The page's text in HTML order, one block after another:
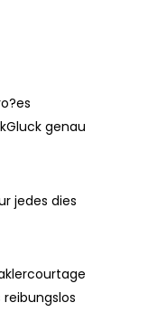
genau
jedes dies